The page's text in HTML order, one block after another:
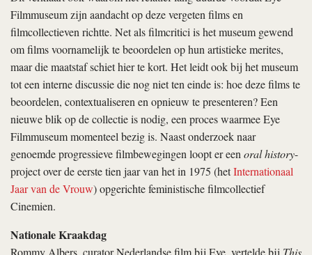
Filmmuseum zijn aandacht op deze vergeten films en
filmcollectieven richtte. Net als filmcritici is het museum gewend
om films voornamelijk te beoordelen op hun artistieke merites,
maar die maatstaf schiet hier te kort. Het leidt ook bij het museum
tot een interne discussie die nog niet ten einde is: hoe deze films te
beoordelen, contextualiseren en opnieuw te presenteren? Een
nieuwe blik op de collectie is nodig, een proces waarmee Eye
Filmmuseum momenteel bezig is. Naast onderzoek naar
genoemde progressieve filmbewegingen loopt er een oral history-
project over de eerste tien jaar van het in 1975 (hetInternationaal
Jaar van de Vrouw) opgerichte feministische filmcollectief
Cinemien.
Nationale Kraakdag
Rommy Albers, curator Nederlandse film bij Eye, vertelde bij This